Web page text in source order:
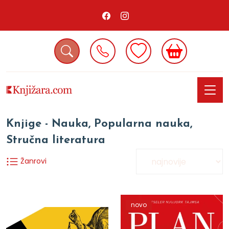
Knjige - Nauka, Popularna nauka,
Stručna literatura
Žanrovi
novo